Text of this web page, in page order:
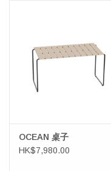
OCEAN 桌子
HK$7,980.00